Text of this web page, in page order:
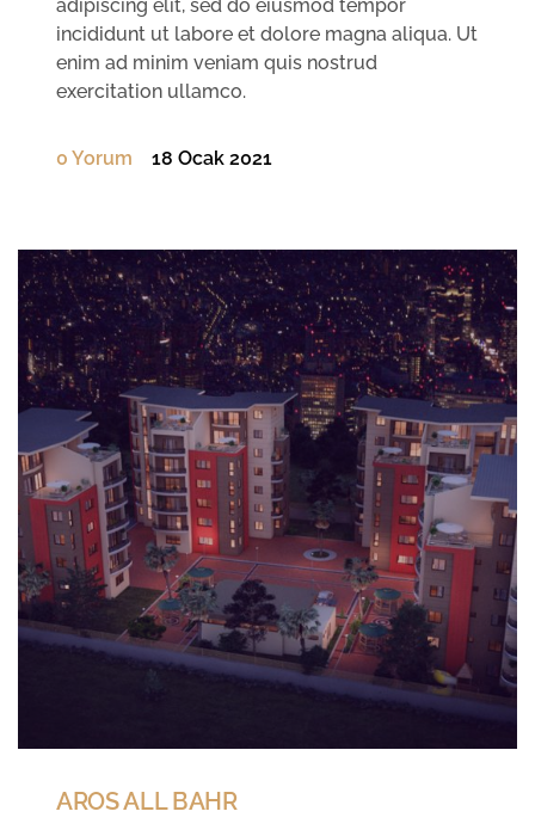
adipiscing elit, sed do eiusmod tempor
incididunt ut labore et dolore magna aliqua. Ut
enim ad minim veniam quis nostrud
exercitation ullamco.
0 Yorum 18 Ocak 2021
AROS ALL BAHR